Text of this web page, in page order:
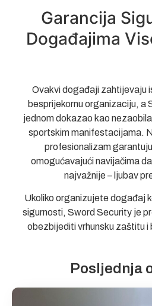
Garancija
Događajima
Ovakvi događaji zahtijevaju
besprijekornu organizaciju, a
jednom dokazao kao
sportskim manifestacijama.
profesionalizam
omogućavajući navijačima
najvažnije – ljubav
Ukoliko organizujete događaj
sigurnosti, Sword Security je
obezbijediti vrhunsku zaštitu i
Posljednja